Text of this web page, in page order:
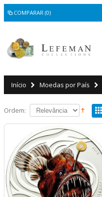
COMPARAR (0)
Início Moedas por País
Ordem: